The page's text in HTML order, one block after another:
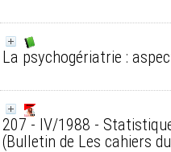
La psychogériatrie :
207 - IV/1988 -
(Bulletin de Les cahiers